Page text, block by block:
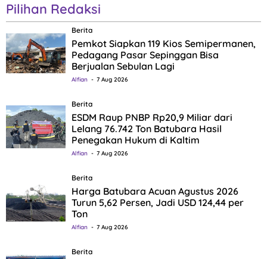
Pilihan Redaksi
Berita
Pemkot Siapkan 119 Kios Semipermanen,
Pedagang Pasar Sepinggan Bisa
Berjualan Sebulan Lagi
Alfian 7 Aug 2026
Berita
ESDM Raup PNBP Rp20,9 Miliar dari
Lelang 76.742 Ton Batubara Hasil
Penegakan Hukum di Kaltim
Alfian 7 Aug 2026
Berita
Harga Batubara Acuan Agustus 2026
Turun 5,62 Persen, Jadi USD 124,44 per
Ton
Alfian 7 Aug 2026
Berita